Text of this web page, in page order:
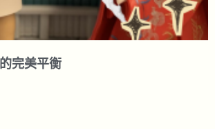
完美平衡